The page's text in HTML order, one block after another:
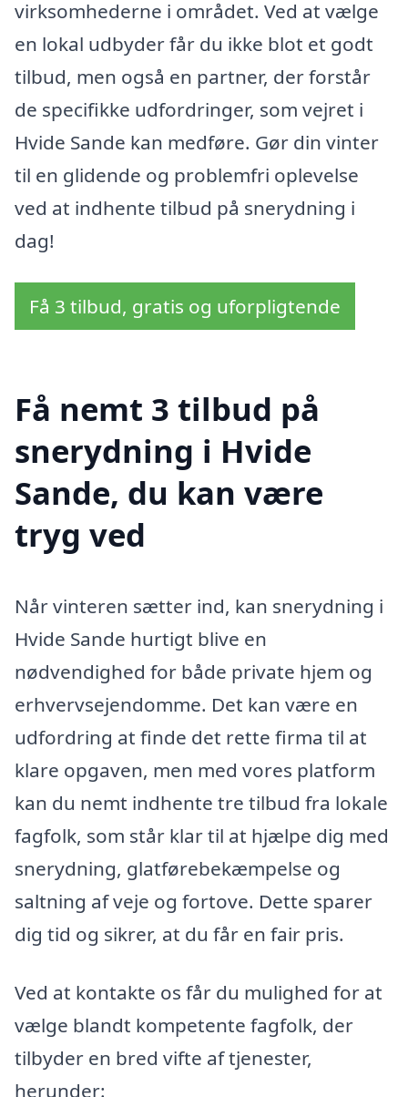
virksomhederne i området. Ved at vælge
en lokal udbyder får du ikke blot et godt
tilbud, men også en partner, der forstår
de specifikke udfordringer, som vejret i
Hvide Sande kan medføre. Gør din vinter
til en glidende og problemfri oplevelse
ved at indhente tilbud på snerydning i
dag!
Få 3 tilbud, gratis og uforpligtende
Få nemt 3 tilbud på
snerydning i Hvide
Sande, du kan være
tryg ved
Når vinteren sætter ind, kan snerydning i
Hvide Sande hurtigt blive en
nødvendighed for både private hjem og
erhvervsejendomme. Det kan være en
udfordring at finde det rette firma til at
klare opgaven, men med vores platform
kan du nemt indhente tre tilbud fra lokale
fagfolk, som står klar til at hjælpe dig med
snerydning, glatførebekæmpelse og
saltning af veje og fortove. Dette sparer
dig tid og sikrer, at du får en fair pris.
Ved at kontakte os får du mulighed for at
vælge blandt kompetente fagfolk, der
tilbyder en bred vifte af tjenester,
herunder: